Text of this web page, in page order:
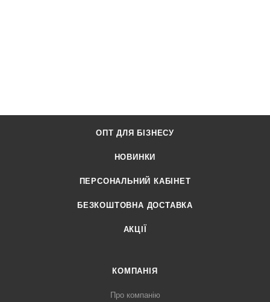
ОПТ ДЛЯ БІЗНЕСУ
НОВИНКИ
ПЕРСОНАЛЬНИЙ КАБІНЕТ
БЕЗКОШТОВНА ДОСТАВКА
АКЦІЇ
КОМПАНІЯ
Про компанію